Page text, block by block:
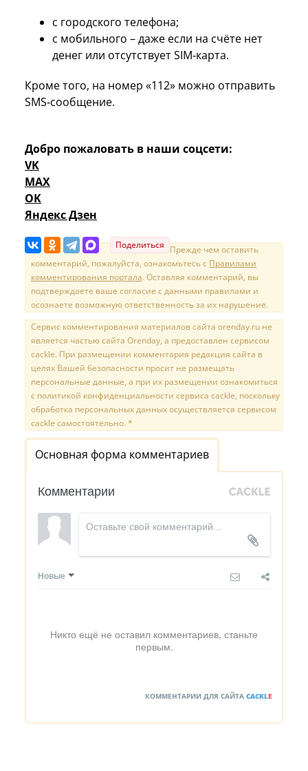
с городского телефона;
с мобильного – даже если на счёте нет
денег или отсутствует SIM‑карта.
Кроме того, на номер «112» можно отправить
SMS‑сообщение.
Добро пожаловать в наши соцсети:
VK
MAX
OK
Яндекс Дзен
Поделиться Прежде чем оставить
комментарий, пожалуйста, ознакомьтесь с Правилами
комментирования портала. Оставляя комментарий, вы
подтверждаете ваше согласие с данными правилами и
осознаете возможную ответственность за их нарушение.
Сервис комментирования материалов сайта orenday.ru не
является частью сайта Orenday, а предоставлен сервисом
cackle. При размещении комментария редакция сайта в
целях Вашей безопасности просит не размещать
персональные данные, а при их размещении ознакомиться
с политикой конфиденциальности сервиса cackle, поскольку
обработка персональных данных осуществляется сервисом
cackle самостоятельно. *
Основная форма комментариев
Комментарии
Новые
Никто ещё не оставил комментариев, станьте
первым.
КОММЕНТАРИИ ДЛЯ САЙТА CACKLE